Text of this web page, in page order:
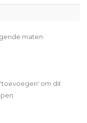
maten:
om dit